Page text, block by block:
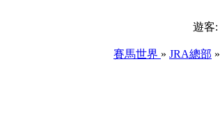
遊客:
賽馬世界 » JRA總部 »